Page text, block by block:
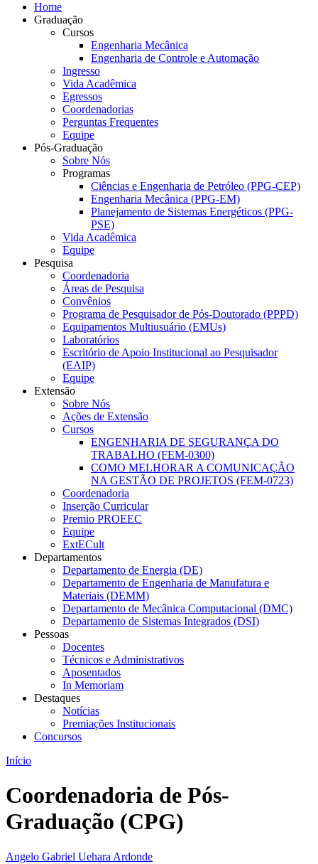
Home
Graduação
Cursos
Engenharia Mecânica
Engenharia de Controle e Automação
Ingresso
Vida Acadêmica
Egressos
Coordenadorias
Perguntas Frequentes
Equipe
Pós-Graduação
Sobre Nós
Programas
Ciências e Engenharia de Petróleo (PPG-CEP)
Engenharia Mecânica (PPG-EM)
Planejamento de Sistemas Energéticos (PPG-
PSE)
Vida Acadêmica
Equipe
Pesquisa
Coordenadoria
Áreas de Pesquisa
Convênios
Programa de Pesquisador de Pós-Doutorado (PPPD)
Equipamentos Multiusuário (EMUs)
Laboratórios
Escritório de Apoio Institucional ao Pesquisador
(EAIP)
Equipe
Extensão
Sobre Nós
Ações de Extensão
Cursos
ENGENHARIA DE SEGURANÇA DO
TRABALHO (FEM-0300)
COMO MELHORAR A COMUNICAÇÃO
NA GESTÃO DE PROJETOS (FEM-0723)
Coordenadoria
Inserção Curricular
Premio PROEEC
Equipe
ExtECult
Departamentos
Departamento de Energia (DE)
Departamento de Engenharia de Manufatura e
Materiais (DEMM)
Departamento de Mecânica Computacional (DMC)
Departamento de Sistemas Integrados (DSI)
Pessoas
Docentes
Técnicos e Administrativos
Aposentados
In Memoriam
Destaques
Notícias
Premiações Institucionais
Concursos
Início
Coordenadoria de Pós-
Graduação (CPG)
Angelo Gabriel Uehara Ardonde